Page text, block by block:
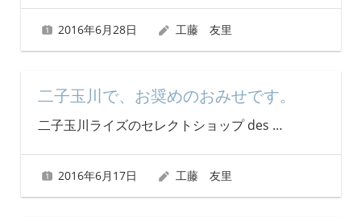
2016年6月28日 工藤 友里
二子玉川で、お奨めのおみせです。
二子玉川ライズのセレクトショップ des …
2016年6月17日 工藤 友里